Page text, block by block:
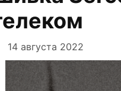
14 августа 2022